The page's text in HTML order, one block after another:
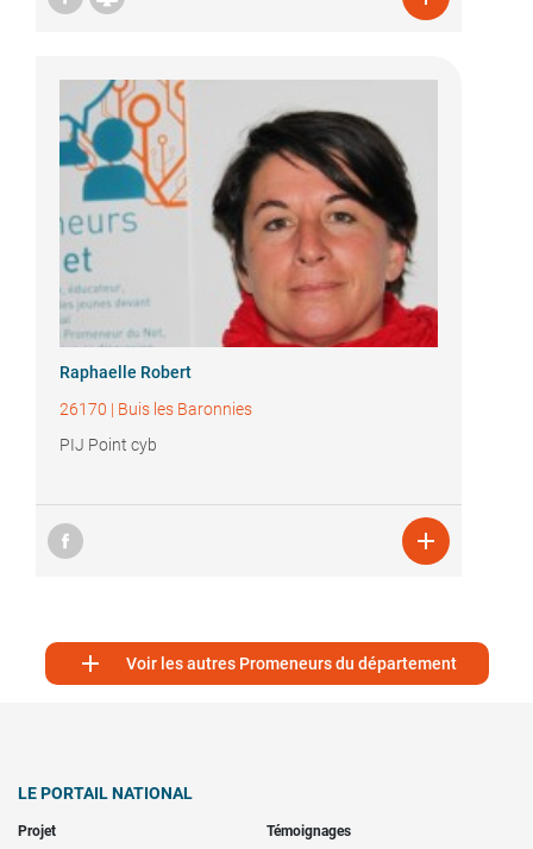
Raphaelle Robert
26170 | Buis les Baronnies
PIJ Point cyb

 Voir les autres Promeneurs du département
LE PORTAIL NATIONAL
Projet Témoignages